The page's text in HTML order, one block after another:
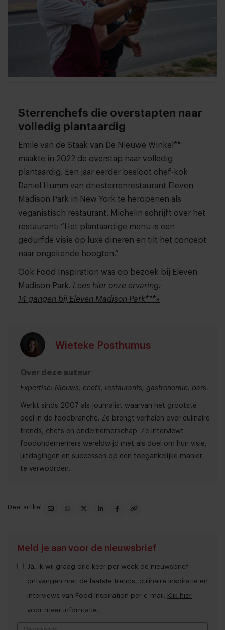
Sterrenchefs die overstapten naar
volledig plantaardig
Emile van de Staak van De Nieuwe Winkel**
maakte in 2022 de overstap naar volledig
plantaardig. Een jaar eerder besloot chef-kok
Daniel Humm van driesterrenrestaurant Eleven
Madison Park in New York te heropenen als
veganistisch restaurant. Michelin schrijft over het
restaurant: “Het plantaardige menu is een
gedurfde visie op luxe dineren en tilt het concept
naar ongekende hoogten.”
Ook Food Inspiration was op bezoek bij Eleven
Madison Park. Lees hier onze ervaring:
14 gangen bij Eleven Madison Park***»
Wieteke Posthumus
Over deze auteur
Expertise: Nieuws, chefs, restaurants, gastronomie, bars.
Werkt sinds 2007 als journalist waarvan het grootste
deel in de foodbranche. Ze brengt verhalen over culinaire
trends, chefs en ondernemerschap. Ze interviewt
foodondernemers wereldwijd met als doel om hun visie,
uitdagingen en successen op een toegankelijke manier
te verwoorden.
Deel artikel
Meld je aan voor de nieuwsbrief
Ja, ik wil graag drie keer per week de nieuwsbrief
ontvangen met de laatste trends, culinaire inspiratie en
interviews van Food Inspiration per e-mail. Klik hier
voor meer informatie.